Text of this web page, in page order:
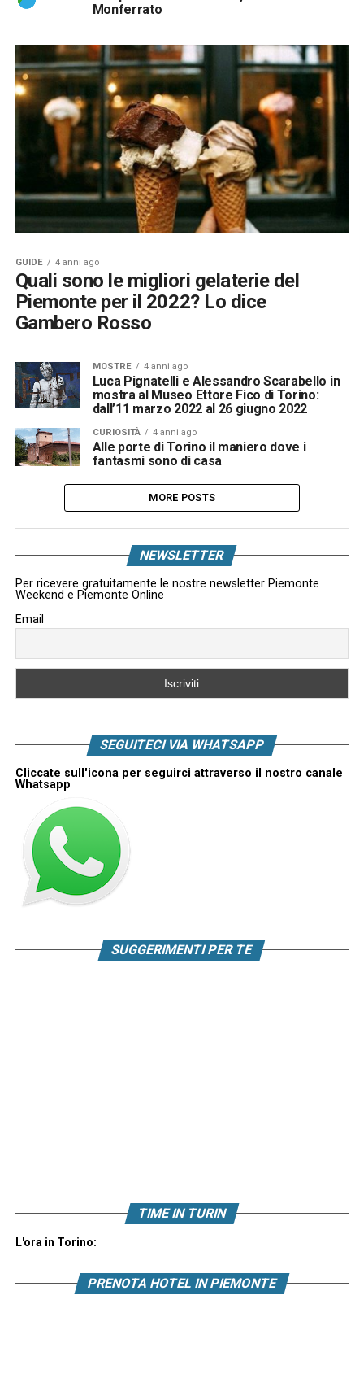
Monferrato
GUIDE 4 anni ago
Quali sono le migliori gelaterie del
Piemonte per il 2022? Lo dice
Gambero Rosso
MOSTRE 4 anni ago
Luca Pignatelli e Alessandro Scarabello in
mostra al Museo Ettore Fico di Torino:
dall’11 marzo 2022 al 26 giugno 2022
CURIOSITÀ 4 anni ago
Alle porte di Torino il maniero dove i
fantasmi sono di casa
MORE POSTS
NEWSLETTER
Per ricevere gratuitamente le nostre newsletter Piemonte
Weekend e Piemonte Online
Email
SEGUITECI VIA WHATSAPP
Cliccate sull'icona per seguirci attraverso il nostro canale
Whatsapp
SUGGERIMENTI PER TE
TIME IN TURIN
L'ora in Torino:
PRENOTA HOTEL IN PIEMONTE